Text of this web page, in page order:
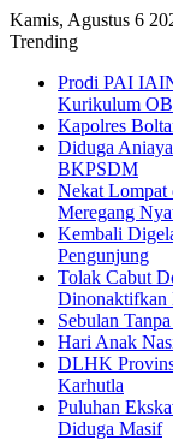
Kamis, Agustus 6
Trending
Prodi PAI
Kurikulum
Kapolres
Diduga
BKPSDM
Nekat Lompat
Meregang
Kembali
Pengunjung
Tolak Cabut
Dinonaktifkan
Sebulan
Hari Anak
DLHK
Karhutla
Puluhan
Diduga Masif